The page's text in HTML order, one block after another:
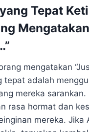
Tepat
mengatakan
tepat adalah
mereka sarankan.
rasa hormat dan
mereka. Jika